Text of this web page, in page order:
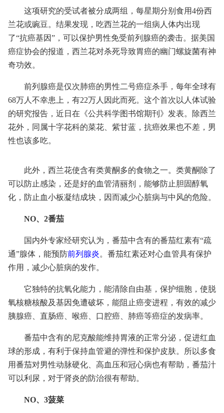
这项研究的受试者被分成两组，每星期分别食用4份西
兰花或豌豆。结果发现，吃西兰花的一组病人体内出现
了“抗癌基因”，可以保护男性免受前列腺癌的袭击。据美国
癌症协会的报道，西兰花对杀死导致胃癌的幽门螺旋菌有神
奇功效。
前列腺癌是仅次肺癌的男性二号癌症杀手，每年全球有
68万人不幸患上，有22万人因此而死。这个首次以人体试验
的研究报告，近日在《公共科学图书馆期刊》发表。除西兰
花外，同属十字花科的菜花、紫甘蓝，抗癌效果也不差，男
性也该多吃。
此外，西兰花使含有类黄酮多的食物之一。类黄酮除了
可以防止感染，还是好的血管清丽剂，能够防止胆固醇氧
化，防止血小板凝结成块，因而减少心脏病与中风的危险。
NO、2番茄
国内外专家经研究认为，番茄中含有的番茄红素有“疏
通”腺体，能预防前列腺炎。番茄红素还对心血管具有保护
作用，减少心脏病的发作。
它独特的抗氧化能力，能清除自由基，保护细胞，使脱
氧核糖核酸及基因免遭破坏，能阻止癌变进程，有效的减少
胰腺癌、直肠癌、喉癌、口腔癌、肺癌等癌症的发病率。
番茄中含有的尼克酸能维持胃液的正常分泌，促进红血
球的形成，有利于保持血管避的弹性和保护皮肤。所以多食
用番茄对男性动脉硬化、高血压和冠心病也有帮助，番茄汁
可以利尿，对于肾炎的防治很有帮助。
NO、3菠菜